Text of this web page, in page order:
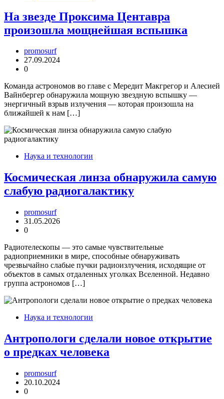
На звезде Проксима Центавра
произошла мощнейшая вспышка
promosurf
27.09.2024
0
Команда астрономов во главе с Мередит Макгрегор и Алесией
Вайнбергер обнаружила мощную звездную вспышку —
энергичный взрыв излучения — которая произошла на
ближайшей к нам […]
Наука и технологии
Космическая линза обнаружила самую
слабую радиогалактику
promosurf
31.05.2026
0
Радиотелескопы — это самые чувствительные
радиоприемники в мире, способные обнаруживать
чрезвычайно слабые пучки радиоизлучения, исходящие от
объектов в самых отдаленных уголках Вселенной. Недавно
группа астрономов […]
Наука и технологии
Антропологи сделали новое открытие
о предках человека
promosurf
20.10.2024
0